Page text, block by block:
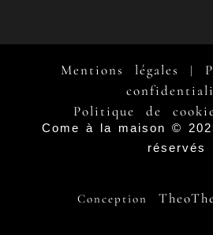
Mentions légales |
Politique de
Come à la maison ©
réservés
Conception